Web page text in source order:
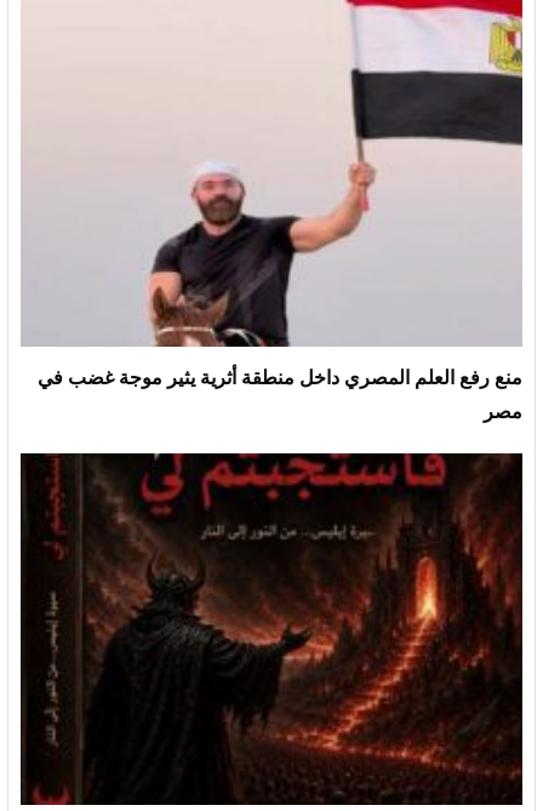
منع رفع العلم المصري داخل منطقة أثرية يثير موجة غضب في
مصر